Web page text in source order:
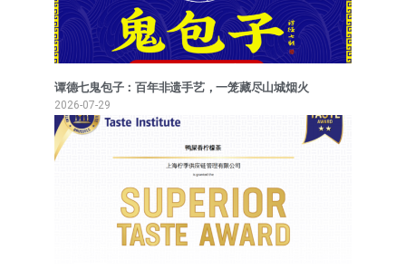
谭德七鬼包子：百年非遗手艺，一笼藏尽山城烟火
2026-07-29